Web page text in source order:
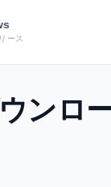
ース
ンロ